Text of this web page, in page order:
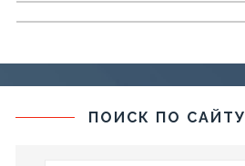
ПОИСК ПО САЙТУ